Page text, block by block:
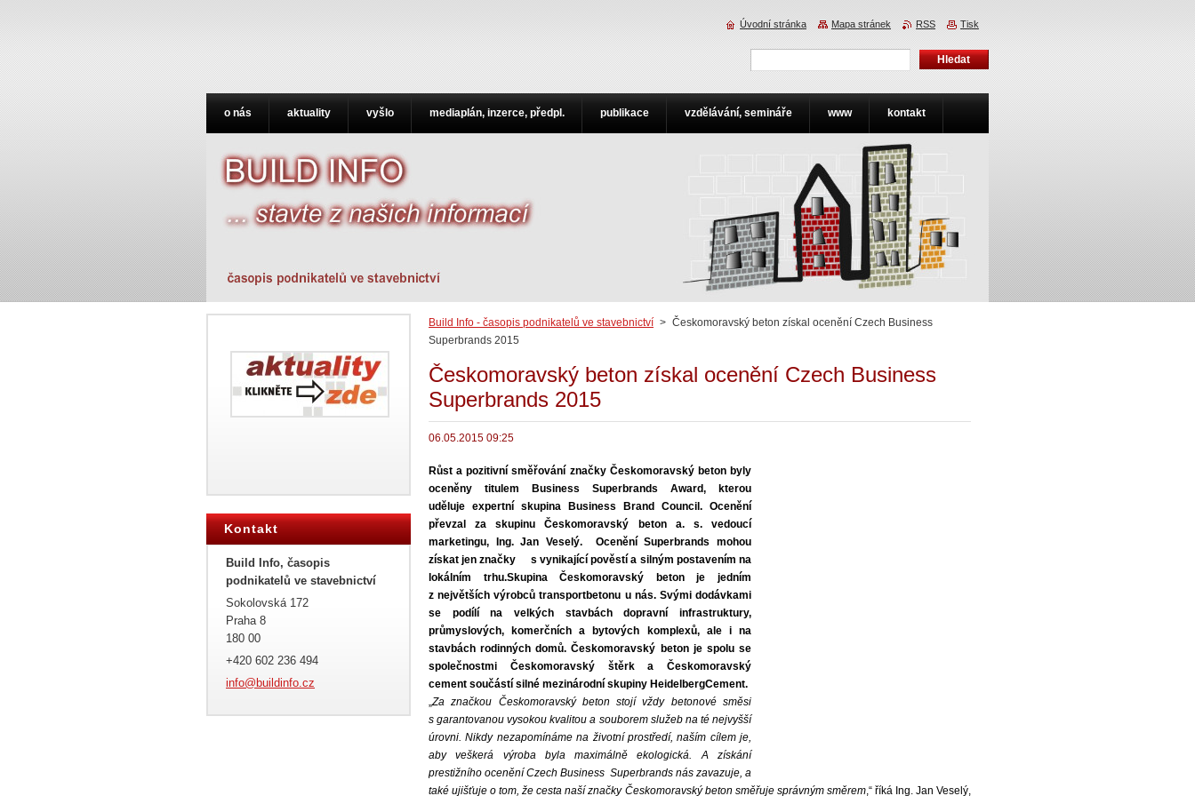
Build Info - časopis podnikatelů ve stavebnictví > Českomoravský beton získal ocenění Czech Business
Superbrands 2015
Českomoravský beton získal ocenění Czech Business
Superbrands 2015
06.05.2015 09:25
Růst a pozitivní směřování značky Českomoravský beton byly
oceněny titulem Business Superbrands Award, kterou
uděluje expertní skupina Business Brand Council. Ocenění
převzal za skupinu Českomoravský beton a. s. vedoucí
marketingu, Ing. Jan Veselý. Ocenění Superbrands mohou
získat jen značky s vynikající pověstí a silným postavením na
lokálním trhu.Skupina Českomoravský beton je jedním
z největších výrobců transportbetonu u nás. Svými dodávkami
se podílí na velkých stavbách dopravní infrastruktury,
průmyslových, komerčních a bytových komplexů, ale i na
stavbách rodinných domů.Českomoravský beton je spolu se
společnostmi Českomoravský štěrk a Českomoravský
cement součástí silné mezinárodní skupiny HeidelbergCement.
„Za značkou Českomoravský beton stojí vždy betonové směsi
s garantovanou vysokou kvalitou a souborem služeb na té nejvyšší
úrovni. Nikdy nezapomínáme na životní prostředí, naším cílem je,
aby veškerá výroba byla maximálně ekologická. A získání
prestižního ocenění Czech Business Superbrands nás zavazuje, a
také ujišťuje o tom, že cesta naší značky Českomoravský beton směřuje správným směrem,“ říká Ing. Jan Veselý,
Kontakt
Build Info, časopis
podnikatelů ve stavebnictví
Sokolovská 172
Praha 8
180 00
+420 602 236 494
info@bui ldinfo.cz
o nás aktuality vyšlo mediaplán, inzerce, předpl. publikace vzdělávání, semináře www kontakt
Úvodní stránka Mapa stránek RSS Tisk